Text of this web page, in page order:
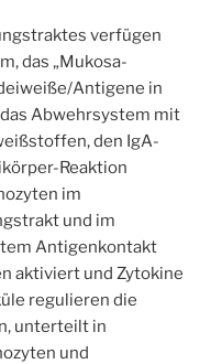
verfügen
das „Mukosa-
Antigene in
Abwehrsystem mit
den IgA-
Reaktion
im
und im
Antigenkontakt
aktiviert und Zytokine
regulieren die
unterteilt in
und